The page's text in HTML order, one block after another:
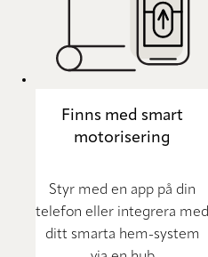
Finns med smart
motorisering
Styr med en app på din
telefon eller integrera med
ditt smarta hem-system